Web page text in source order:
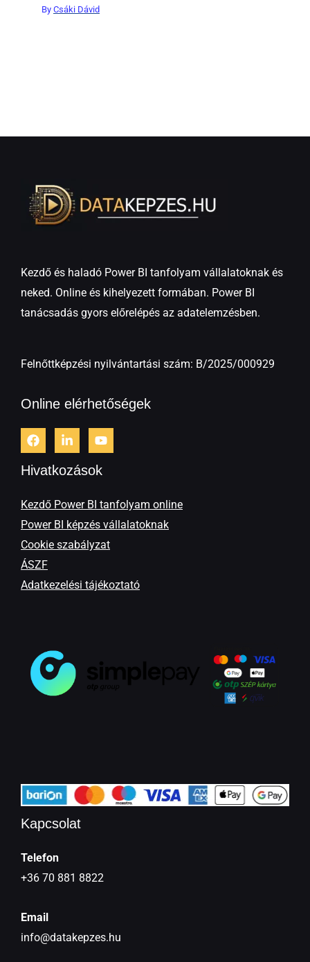
By Csáki Dávid
Kezdő és haladó Power BI tanfolyam vállalatoknak és
neked. Online és kihelyezett formában. Power BI
tanácsadás gyors előrelépés az adatelemzésben.
Felnőttképzési nyilvántartási szám: B/2025/000929
Online elérhetőségek
Hivatkozások
Kezdő Power BI tanfolyam online
Power BI képzés vállalatoknak
Cookie szabályzat
ÁSZF
Adatkezelési tájékoztató
Kapcsolat
Telefon
+36 70 881 8822
Email
info@datakepzes.hu